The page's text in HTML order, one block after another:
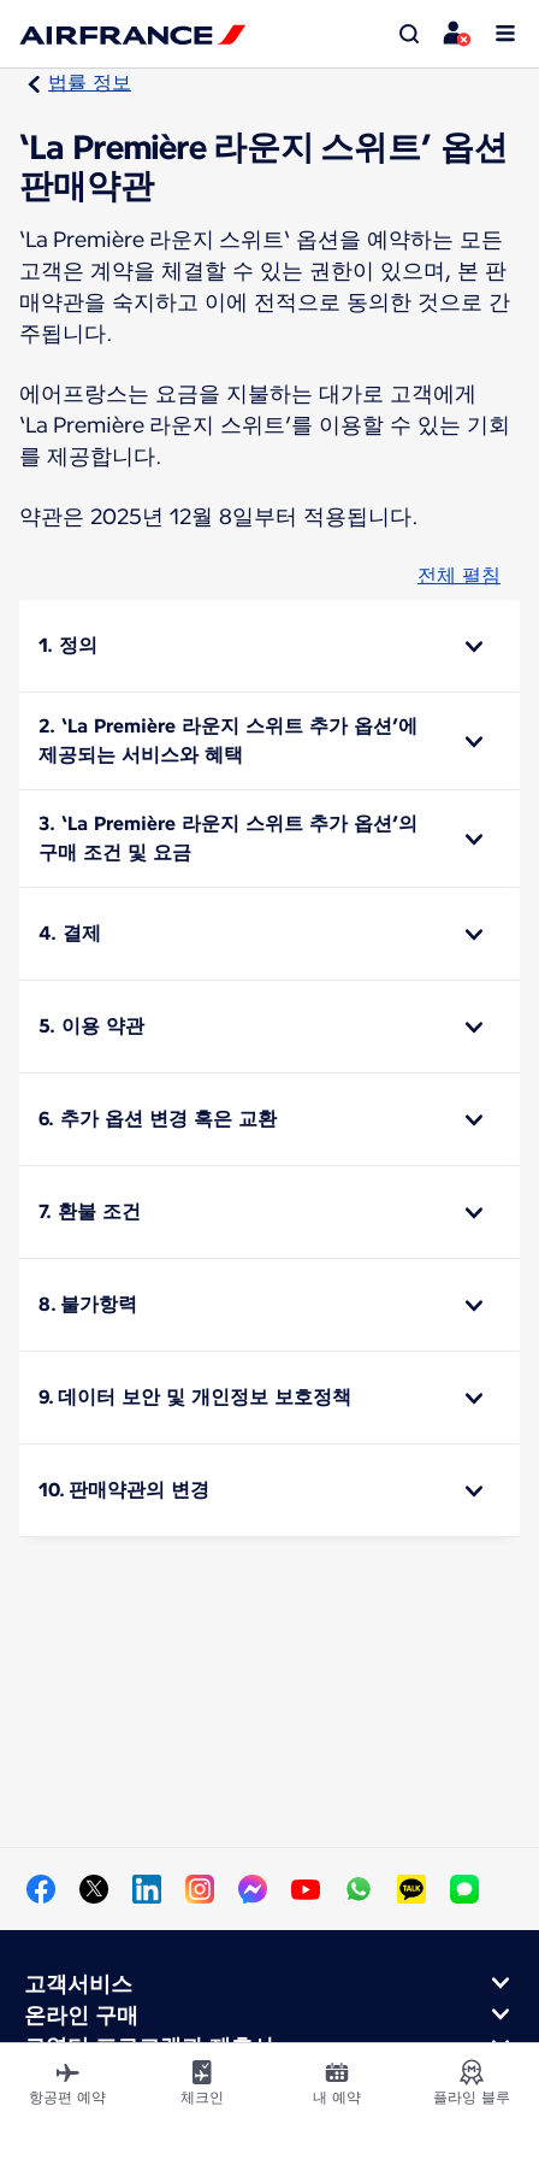
법률 정보
‘La Première 라운지 스위트’ 옵션
판매약관
‘La Première 라운지 스위트‘ 옵션을 예약하는 모든
고객은 계약을 체결할 수 있는 권한이 있으며, 본 판
매약관을 숙지하고 이에 전적으로 동의한 것으로 간
주됩니다.
에어프랑스는 요금을 지불하는 대가로 고객에게
‘La Première 라운지 스위트’를 이용할 수 있는 기회
를 제공합니다.
약관은 2025년 12월 8일부터 적용됩니다.
전체 펼침
1. 정의
2. ‘La Première 라운지 스위트 추가 옵션’에
제공되는 서비스와 혜택
3. ‘La Première 라운지 스위트 추가 옵션’의
구매 조건 및 요금
4. 결제
5. 이용 약관
6. 추가 옵션 변경 혹은 교환
7. 환불 조건
8. 불가항력
9. 데이터 보안 및 개인정보 보호정책
10. 판매약관의 변경
고객서비스
온라인 구매
로열티 프로그램과 제휴사
에어프랑스 정보
에어프랑스 모바일 앱
항공편 예약 체크인 내 예약 플라잉 블루